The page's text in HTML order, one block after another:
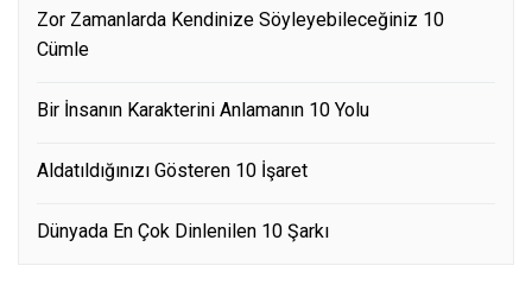
Zor Zamanlarda Kendinize Söyleyebileceğiniz 10
Cümle
Bir İnsanın Karakterini Anlamanın 10 Yolu
Aldatıldığınızı Gösteren 10 İşaret
Dünyada En Çok Dinlenilen 10 Şarkı